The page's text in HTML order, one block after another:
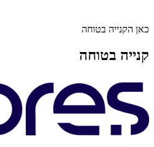
כאן הקנייה בטוחה
קנייה בטוחה